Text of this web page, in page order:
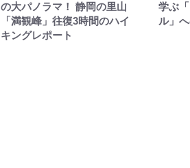
の大パノラマ！ 静岡の里山
「満観峰」往復3時間のハイ
キングレポート
学ぶ
ル」